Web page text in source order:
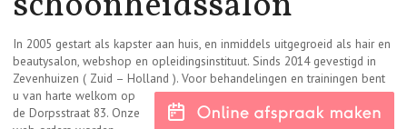
In 2005 gestart als kapster aan huis, en inmiddels uitgegroeid als hair en
beautysalon, webshop en opleidingsinstituut. Sinds 2014 gevestigd in
Zevenhuizen ( Zuid – Holland ). Voor behandelingen en trainingen bent
u van harte welkom op
de Dorpsstraat 83. Onze